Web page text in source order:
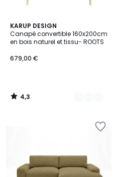
KARUP DESIGN
Canapé convertible 160x200cm
en bois naturel et tissu- ROOTS
679,00 €
4,3
/ 5
8
Couleurs
4,3
/